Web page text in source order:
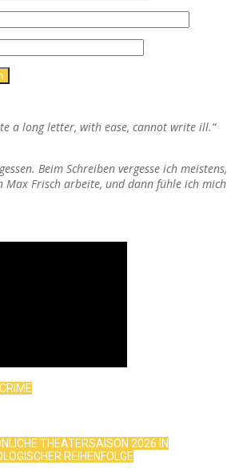
a long letter, with ease, cannot write ill.“
Beim Schreiben vergesse ich meistens,
Max Frisch arbeite, und dann fühle ich mich
THEATERSAISON 2026 IN
REIHENFOLGE